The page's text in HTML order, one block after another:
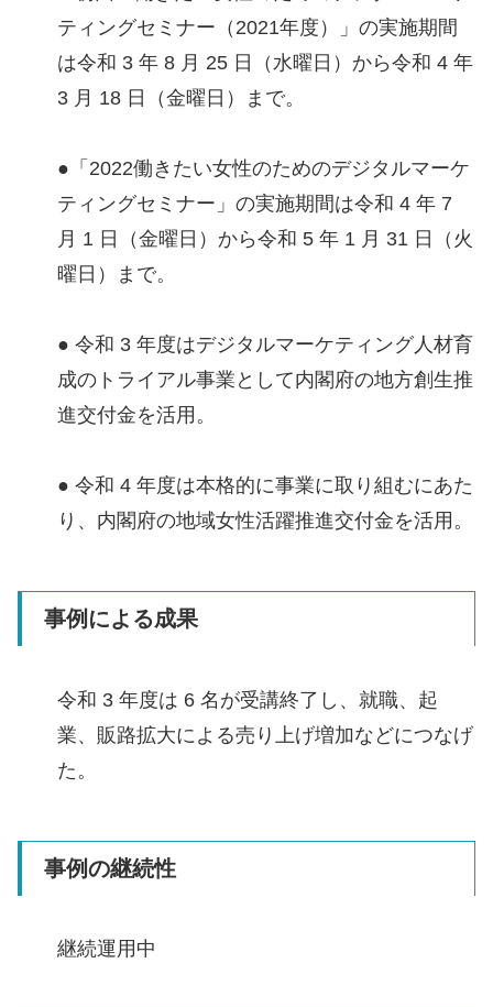
ティングセミナー（2021年度）」の実施期間
は令和 3 年 8 月 25 日（水曜日）から令和 4 年
3 月 18 日（金曜日）まで。
●「2022働きたい女性のためのデジタルマーケ
ティングセミナー」の実施期間は令和 4 年 7
月 1 日（金曜日）から令和 5 年 1 月 31 日（火
曜日）まで。
● 令和 3 年度はデジタルマーケティング人材育
成のトライアル事業として内閣府の地方創生推
進交付金を活用。
● 令和 4 年度は本格的に事業に取り組むにあた
り、内閣府の地域女性活躍推進交付金を活用。
事例による成果
令和 3 年度は 6 名が受講終了し、就職、起
業、販路拡大による売り上げ増加などにつなげ
た。
事例の継続性
継続運用中